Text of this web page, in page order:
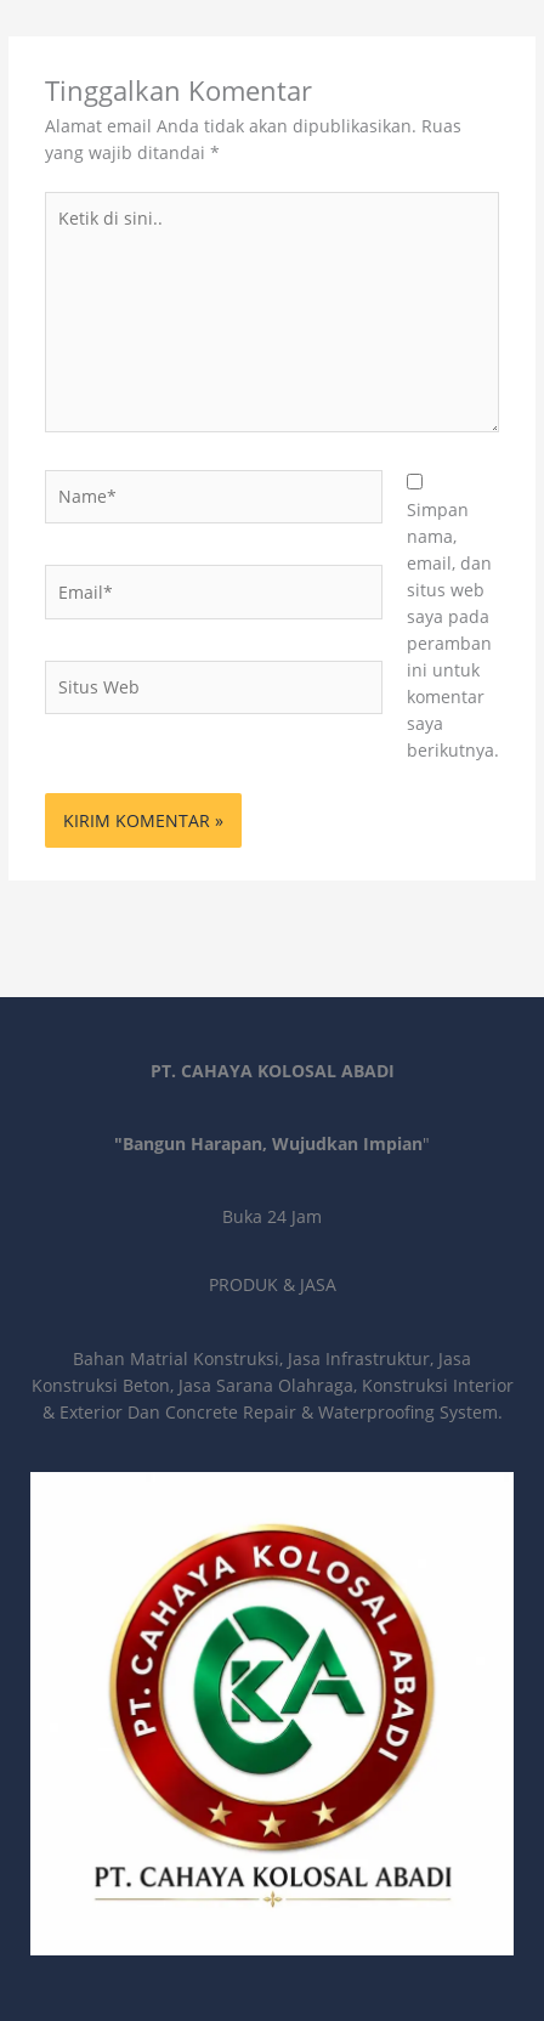
Tinggalkan Komentar
Alamat email Anda tidak akan dipublikasikan. Ruas
yang wajib ditandai *
Web
Simpan
nama,
email, dan
situs web
saya pada
peramban
ini untuk
komentar
saya
berikutnya.
PT. CAHAYA KOLOSAL ABADI
"Bangun Harapan, Wujudkan Impian"
Buka 24 Jam
PRODUK & JASA
Bahan Matrial Konstruksi, Jasa Infrastruktur, Jasa
Konstruksi Beton, Jasa Sarana Olahraga, Konstruksi Interior
& Exterior Dan Concrete Repair & Waterproofing System.